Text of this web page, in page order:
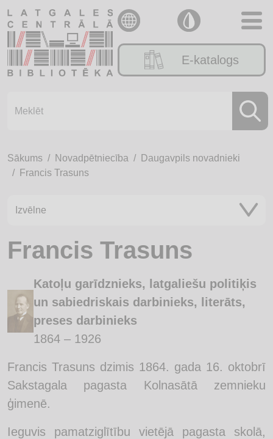
E-katalogs
Sākums Novadpētniecība
Daugavpils novadnieki
Francis Trasuns
Izvēlne
Francis Trasuns
Katoļu garīdznieks, latgaliešu politiķis
un sabiedriskais darbinieks, literāts,
preses darbinieks
1864 – 1926
Francis Trasuns dzimis 1864. gada 16. oktobrī
Sakstagala pagasta Kolnasātā zemnieku
ģimenē.
Ieguvis pamatziglītību vietējā pagasta skolā,